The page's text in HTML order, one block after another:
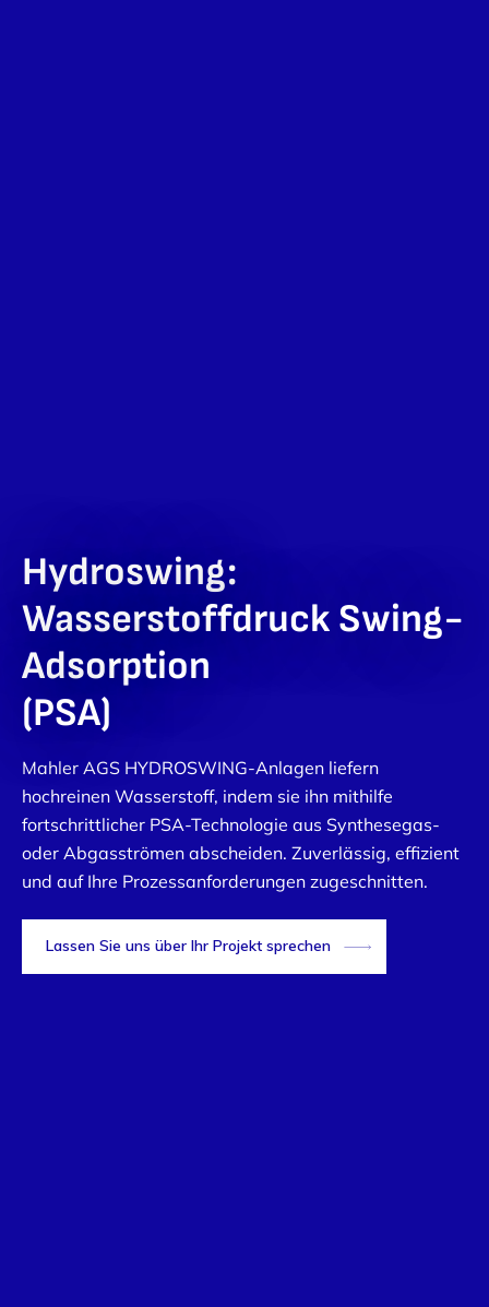
Hydroswing:
Wasserstoffdruck Swing-
Adsorption
(PSA)
Mahler AGS HYDROSWING-Anlagen liefern
hochreinen Wasserstoff, indem sie ihn mithilfe
fortschrittlicher PSA-Technologie aus Synthesegas-
oder Abgasströmen abscheiden. Zuverlässig, effizient
und auf Ihre Prozessanforderungen zugeschnitten.
Lassen Sie uns über Ihr Projekt sprechen